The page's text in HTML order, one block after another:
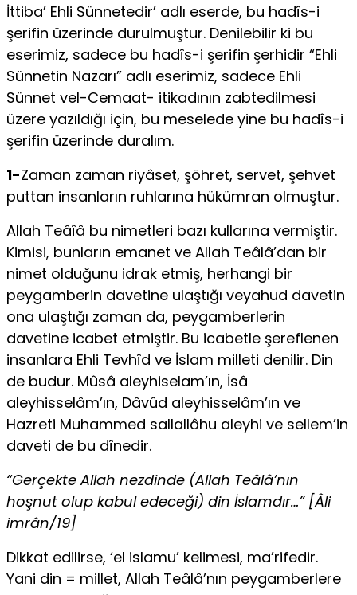
İttiba’ Ehli Sünnetedir’ adlı eserde, bu hadîs-i
şerifin üzerinde durulmuştur. Denilebilir ki bu
eserimiz, sadece bu hadîs-i şerifin şerhidir “Ehli
Sünnetin Nazarı” adlı eserimiz, sadece Ehli
Sünnet vel-Cemaat- itikadının zabtedilmesi
üzere yazıldığı için, bu meselede yine bu hadîs-i
şerifin üzerinde duralım.
1-Zaman zaman riyâset, şöhret, servet, şehvet
puttan insanların ruhlarına hükümran olmuştur.
Allah Teâîâ bu nimetleri bazı kullarına vermiştir.
Kimisi, bunların emanet ve Allah Teâlâ’dan bir
nimet olduğunu idrak etmiş, herhangi bir
peygamberin davetine ulaştığı veyahud davetin
ona ulaştığı zaman da, peygamberlerin
davetine icabet etmiştir. Bu icabetle şereflenen
insan­lara Ehli Tevhîd ve İslam milleti denilir. Din
de budur. Mûsâ aleyhiselam’ın, İsâ
aleyhisselâm’ın, Dâvûd aleyhisselâm’ın ve
Hazreti Muhammed sallallâhu aleyhi ve sellem’in
daveti de bu dînedir.
“Gerçekte Allah nezdinde (Allah Teâlâ’nın
hoşnut olup kabul edece­ği) din İslamdır…” [Âli
imrân/19]
Dikkat edilirse, ‘el islamu’ kelimesi, ma’rifedir.
Yani din = millet, Allah Teâlâ’nın peygamberlere